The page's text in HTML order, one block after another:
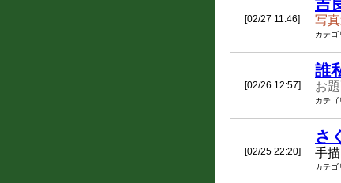
[02/27 11:46]
吉
写
カテゴ
[02/26 12:57]
誰
お
カテゴ
[02/25 22:20]
さ
手
カテゴ